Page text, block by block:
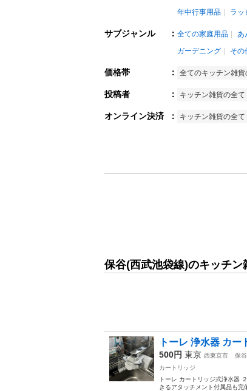
年中行事用品
ラッ
サブジャンル ： 全ての家庭用品 あ
ガーデニング
その
価格帯 ： 全てのキッチン雑貨
投稿者 ： キッチン雑貨の全て
オンライン決済 ： キッチン雑貨の全て
保谷(西武池袋線)のキッチ
トーレ 浄水器 カー
500円 東京 西東京市 保
カートリッジ
トーレ カートリッジ式浄水器
きるアタッチメント付属品も完